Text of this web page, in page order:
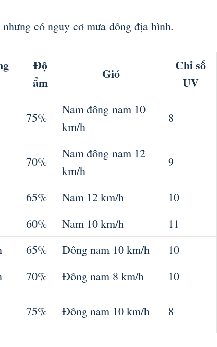
có nguy cơ mưa dông địa hình.
Độ
ẩm
Gió
Chỉ số
UV
75%
Nam đông nam 10
km/h
8
70%
Nam đông nam 12
km/h
9
65% Nam 12 km/h
10
60% Nam 10 km/h
11
65% Đông nam 10 km/h
10
70% Đông nam 8 km/h 10
75% Đông nam 10 km/h 8